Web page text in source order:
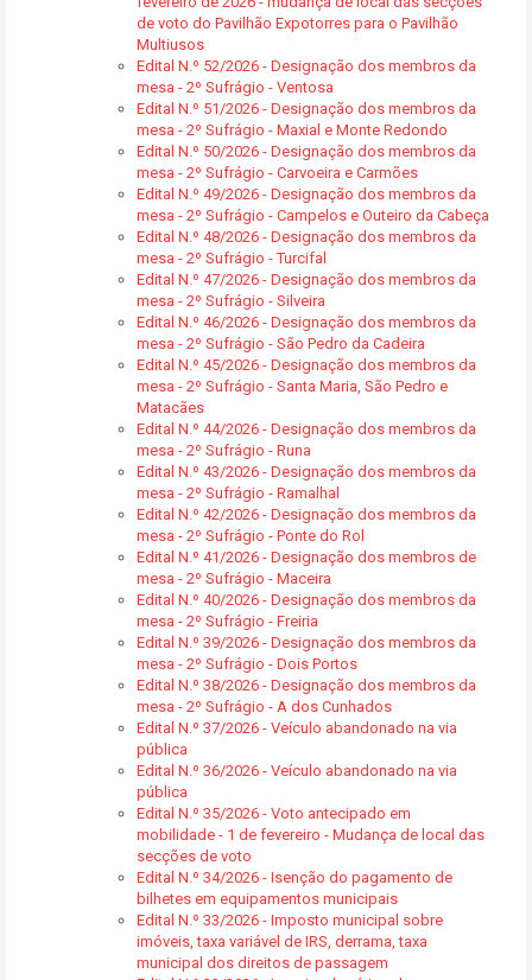
de voto do Pavilhão Expotorres para o Pavilhão
Multiusos
Edital N.º 52/2026 - Designação dos membros da
mesa - 2º Sufrágio - Ventosa
Edital N.º 51/2026 - Designação dos membros da
mesa - 2º Sufrágio - Maxial e Monte Redondo
Edital N.º 50/2026 - Designação dos membros da
mesa - 2º Sufrágio - Carvoeira e Carmões
Edital N.º 49/2026 - Designação dos membros da
mesa - 2º Sufrágio - Campelos e Outeiro da Cabeça
Edital N.º 48/2026 - Designação dos membros da
mesa - 2º Sufrágio - Turcifal
Edital N.º 47/2026 - Designação dos membros da
mesa - 2º Sufrágio - Silveira
Edital N.º 46/2026 - Designação dos membros da
mesa - 2º Sufrágio - São Pedro da Cadeira
Edital N.º 45/2026 - Designação dos membros da
mesa - 2º Sufrágio - Santa Maria, São Pedro e
Matacães
Edital N.º 44/2026 - Designação dos membros da
mesa - 2º Sufrágio - Runa
Edital N.º 43/2026 - Designação dos membros da
mesa - 2º Sufrágio - Ramalhal
Edital N.º 42/2026 - Designação dos membros da
mesa - 2º Sufrágio - Ponte do Rol
Edital N.º 41/2026 - Designação dos membros de
mesa - 2º Sufrágio - Maceira
Edital N.º 40/2026 - Designação dos membros da
mesa - 2º Sufrágio - Freiria
Edital N.º 39/2026 - Designação dos membros da
mesa - 2º Sufrágio - Dois Portos
Edital N.º 38/2026 - Designação dos membros da
mesa - 2º Sufrágio - A dos Cunhados
Edital N.º 37/2026 - Veículo abandonado na via
pública
Edital N.º 36/2026 - Veículo abandonado na via
pública
Edital N.º 35/2026 - Voto antecipado em
mobilidade - 1 de fevereiro - Mudança de local das
secções de voto
Edital N.º 34/2026 - Isenção do pagamento de
bilhetes em equipamentos municipais
Edital N.º 33/2026 - Imposto municipal sobre
imóveis, taxa variável de IRS, derrama, taxa
municipal dos direitos de passagem